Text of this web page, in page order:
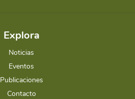
Explora
Noticias
Eventos
Publicaciones
Contacto